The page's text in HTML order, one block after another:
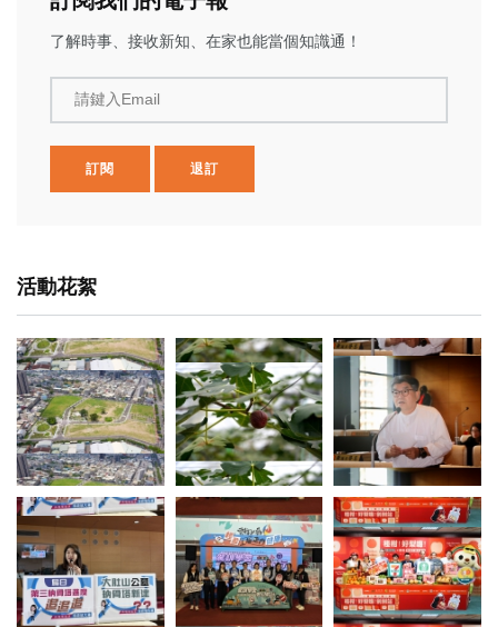
了解時事、接收新知、在家也能當個知識通！
請鍵入Email
訂閱 退訂
活動花絮